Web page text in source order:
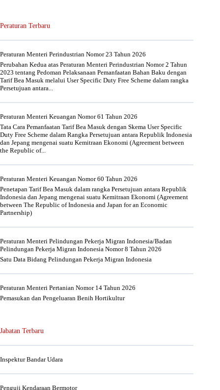
Peraturan Terbaru
Peraturan Menteri Perindustrian Nomor 23 Tahun 2026
Perubahan Kedua atas Peraturan Menteri Perindustrian Nomor 2 Tahun
2023 tentang Pedoman Pelaksanaan Pemanfaatan Bahan Baku dengan
Tarif Bea Masuk melalui User Specific Duty Free Scheme dalam rangka
Persetujuan antara...
Peraturan Menteri Keuangan Nomor 61 Tahun 2026
Tata Cara Pemanfaatan Tarif Bea Masuk dengan Skema User Specific
Duty Free Scheme dalam Rangka Persetujuan antara Republik Indonesia
dan Jepang mengenai suatu Kemitraan Ekonomi (Agreement between
the Republic of...
Peraturan Menteri Keuangan Nomor 60 Tahun 2026
Penetapan Tarif Bea Masuk dalam rangka Persetujuan antara Republik
Indonesia dan Jepang mengenai suatu Kemitraan Ekonomi (Agreement
between The Republic of Indonesia and Japan for an Economic
Partnership)
Peraturan Menteri Pelindungan Pekerja Migran Indonesia/Badan
Pelindungan Pekerja Migran Indonesia Nomor 8 Tahun 2026
Satu Data Bidang Pelindungan Pekerja Migran Indonesia
Peraturan Menteri Pertanian Nomor 14 Tahun 2026
Pemasukan dan Pengeluaran Benih Hortikultur
Jabatan Terbaru
Inspektur Bandar Udara
Penguji Kendaraan Bermotor